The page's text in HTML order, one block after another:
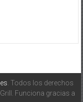
. Todos los derechos
Funciona gracias a